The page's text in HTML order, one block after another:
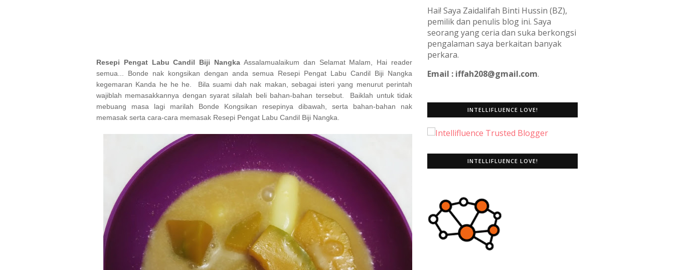
Resepi Pengat Labu Candil Biji Nangka Assalamualaikum dan Selamat Malam, Hai reader
semua... Bonde nak kongsikan dengan anda semua Resepi Pengat Labu Candil Biji Nangka
kegemaran Kanda he he he. Bila suami dah nak makan, sebagai isteri yang menurut perintah
wajiblah memasakkannya dengan syarat silalah beli bahan-bahan tersebut. Baiklah untuk tidak
mebuang masa lagi marilah Bonde Kongsikan resepinya dibawah, serta bahan-bahan nak
memasak serta cara-cara memasak Resepi Pengat Labu Candil Biji Nangka
Hai! Saya Zaidalifah Binti Hussin (BZ),
pemilik dan penulis blog ini. Saya
seorang yang ceria dan suka berkongsi
pengalaman saya berkaitan banyak
perkara.
Email : iffah208@gmail.com.
INTELLIFLUENCE LOVE!
INTELLIFLUENCE LOVE!